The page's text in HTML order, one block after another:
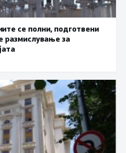
се полни, подготвени
размислување за